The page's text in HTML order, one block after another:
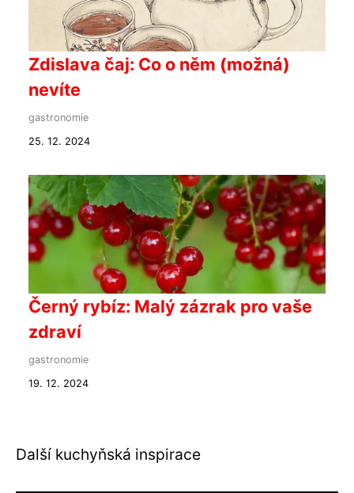
Zdislava čaj: Co o něm (možná)
nevíte
gastronomie
25. 12. 2024
Černý rybíz: Malý zázrak pro vaše
zdraví
gastronomie
19. 12. 2024
Další kuchyňská inspirace